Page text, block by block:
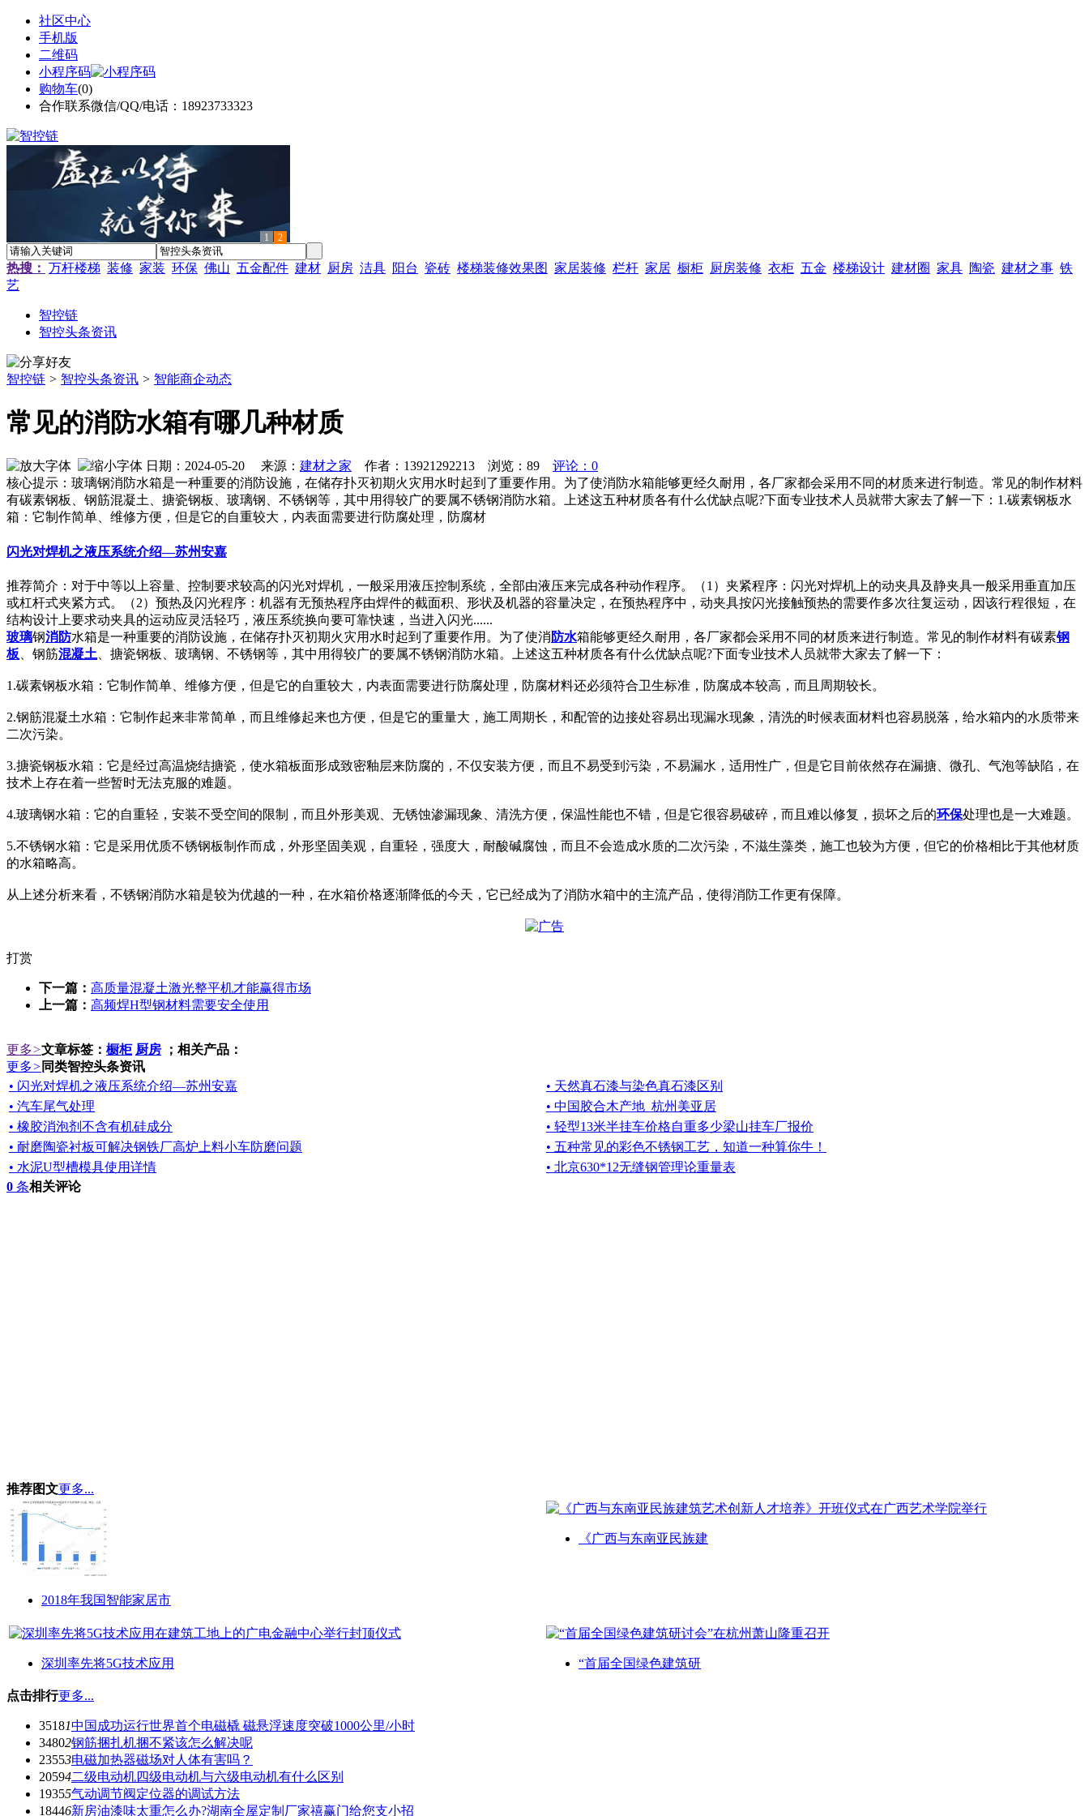
社区中心
手机版
二维码
小程序码
购物车(0)
合作联系微信/QQ/电话：18923733323
1 2
热搜： 万杆楼梯 装修 家装 环保 佛山 五金配件 建材 厨房 洁具 阳台 瓷砖 楼梯装修效果图 家居装修 栏杆 家居 橱柜 厨房装修 衣柜 五金 楼梯设计 建材圈 家具 陶瓷 建材之事 铁
艺
智控链
智控头条资讯
智控链 > 智控头条资讯 > 智能商企动态
常见的消防水箱有哪几种材质
日期：2024-05-20 来源： 建材之家 作者：13921292213 浏览： 89
评论：0
核心提示：玻璃钢消防水箱是一种重要的消防设施，在储存扑灭初期火灾用水时起到了重要作用。为了使消防水箱能够更经久耐用，各厂家都会采用不同的材质来进行制造。常见的制作材料
有碳素钢板、钢筋混凝土、搪瓷钢板、玻璃钢、不锈钢等，其中用得较广的要属不锈钢消防水箱。上述这五种材质各有什么优缺点呢?下面专业技术人员就带大家去了解一下：1.碳素钢板水
箱：它制作简单、维修方便，但是它的自重较大，内表面需要进行防腐处理，防腐材
闪光对焊机之液压系统介绍—苏州安嘉
推荐简介：对于中等以上容量、控制要求较高的闪光对焊机，一般采用液压控制系统，全部由液压来完成各种动作程序。（1）夹紧程序：闪光对焊机上的动夹具及静夹具一般采用垂直加压
或杠杆式夹紧方式。（2）预热及闪光程序：机器有无预热程序由焊件的截面积、形状及机器的容量决定，在预热程序中，动夹具按闪光接触预热的需要作多次往复运动，因该行程很短，在
结构设计上要求动夹具的运动应灵活轻巧，液压系统换向要可靠快速，当进入闪光......
玻璃钢消防水箱是一种重要的消防设施，在储存扑灭初期火灾用水时起到了重要作用。为了使消 防水箱能够更经久耐用，各厂家都会采用不同的材质来进行制造。常见的制作材料有碳素钢
板 、钢筋混凝土 、搪瓷钢板、玻璃钢、不锈钢等，其中用得较广的要属不锈钢消防水箱。上述这五种材质各有什么优缺点呢?下面专业技术人员就带大家去了解一下：
1.碳素钢板水箱：它制作简单、维修方便，但是它的自重较大，内表面需要进行防腐处理，防腐材料还必须符合卫生标准，防腐成本较高，而且周期较长。
2.钢筋混凝土水箱：它制作起来非常简单，而且维修起来也方便，但是它的重量大，施工周期长，和配管的边接处容易出现漏水现象，清洗的时候表面材料也容易脱落，给水箱内的水质带来
二次污染。
3.搪瓷钢板水箱：它是经过高温烧结搪瓷，使水箱板面形成致密釉层来防腐的，不仅安装方便，而且不易受到污染，不易漏水，适用性广，但是它目前依然存在漏搪、微孔、气泡等缺陷，在
技术上存在着一些暂时无法克服的难题。
4.玻璃钢水箱：它的自重轻，安装不受空间的限制，而且外形美观、无锈蚀渗漏现象、清洗方便，保温性能也不错，但是它很容易破碎，而且难以修复，损坏之后的环保处理也是一大难题。
5.不锈钢水箱：它是采用优质不锈钢板制作而成，外形坚固美观，自重轻，强度大，耐酸碱腐蚀，而且不会造成水质的二次污染，不滋生藻类，施工也较为方便，但它的价格相比于其他材质
的水箱略高。
从上述分析来看，不锈钢消防水箱是较为优越的一种，在水箱价格逐渐降低的今天，它已经成为了消防水箱中的主流产品，使得消防工作更有保障。
打赏
下一篇： 高质量混凝土激光整平机才能赢得市场
上一篇： 高频焊H型钢材料需要安全使用
更多>文章标签： 橱柜 厨房 ；相关产品：
更多> 同类智控头条资讯
• 闪光对焊机之液压系统介绍—苏州安嘉
• 天然真石漆与染色真石漆区别
• 汽车尾气处理
• 中国胶合木产地_杭州美亚居
• 橡胶消泡剂不含有机硅成分
• 轻型13米半挂车价格自重多少梁山挂车厂报价
• 耐磨陶瓷衬板可解决钢铁厂高炉上料小车防磨问题
• 五种常见的彩色不锈钢工艺，知道一种算你牛！
• 水泥U型槽模具使用详情
• 北京630*12无缝钢管理论重量表
0 条相关评论
推荐图文更多...
2018年我国智能家居市
《广西与东南亚民族建
深圳率先将5G技术应用 “首届全国绿色建筑研
点击排行更多...
35181中国成功运行世界首个电磁橇 磁悬浮速度突破1000公里/小时
34802钢筋捆扎机捆不紧该怎么解决呢
23553电磁加热器磁场对人体有害吗？
20594二级电动机四级电动机与六级电动机有什么区别
19355气动调节阀定位器的调试方法
18446新房油漆味太重怎么办?湖南全屋定制厂家禧赢门给您支小招